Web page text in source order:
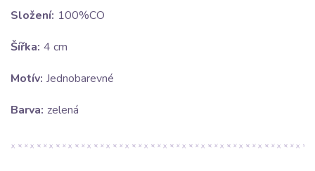
Složení: 100%CO
Šířka: 4 cm
Motív: Jednobarevné
Barva: zelená